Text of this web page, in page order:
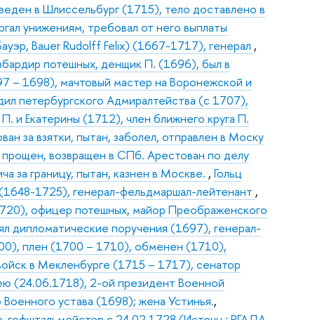
в Шлиссельбург (1715), тело доставлено в
унижениям, требовал от него выплаты
Bauer Rudolff Felix) (1667-1717), генерал ,
потешных, денщик П. (1696), был в
– 1698), мачтовый мастер на Воронежской и
петербургского Адмиралтейства (с 1707),
и Екатерины (1712), член ближнего круга П.
за взятки, пытан, заболел, отправлен в Моску
возвращен в СПб. Арестован по делу
за границу, пытан, казнен в Москве. ,Гольц
1725), генерал-фельдмаршал-лейтенант ,
офицер потешных, майор Преображенского
дипломатические поручения (1697), генерал-
плен (1700 – 1710), обменен (1710),
в Мекленбурге (1715 – 1717), сенатор
(24.06.1718), 2-ой президент Военной
устава (1698); жена Устинья.,